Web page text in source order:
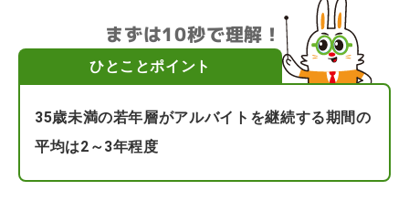
まずは10秒で理解！
ひとことポイント
35歳未満の若年層がアルバイトを継続する期間の
平均は2～3年程度